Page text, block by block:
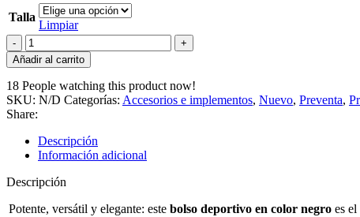
Talla
Limpiar
Añadir al carrito
18 People watching this product now!
SKU: N/D Categorías: Accesorios e implementos, Nuevo, Preventa,
Share:
Descripción
Información adicional
Descripción
Potente, versátil y elegante: este bolso deportivo en color negro es